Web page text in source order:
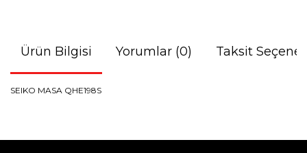
Ürün Bilgisi Yorumlar (0) Taksit
SEIKO MASA QHE198S
konularda yetersiz gördüğünüz noktaları öneri formunu